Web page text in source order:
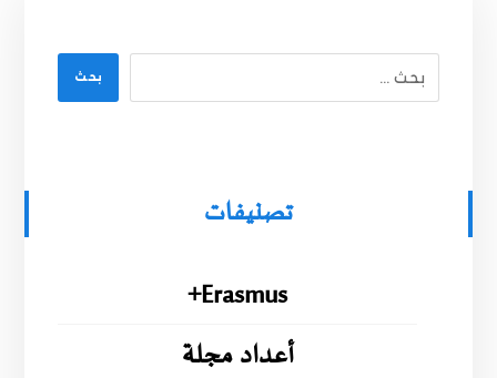
بحث
تصنيفات
Erasmus+
أعداد مجلة